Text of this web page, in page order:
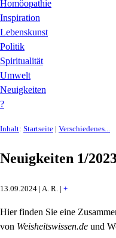
Homöopathie
Inspiration
Lebenskunst
Politik
Spiritualität
Umwelt
Neuigkeiten
?
Inhalt: Startseite | Verschiedenes...
Neuigkeiten 1/
13.09.2024 | A. R. | +
Hier finden Sie eine
von Weisheitswissen.de und